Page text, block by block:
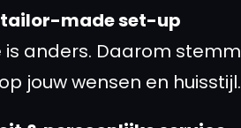
made set-up
is anders. Daarom
jouw wensen en